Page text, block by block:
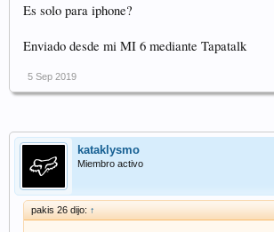
Es solo para iphone?
Enviado desde mi MI 6 mediante Tapatalk
5 Sep 2019
kataklysmo
Miembro activo
pakis 26 dijo: ↑